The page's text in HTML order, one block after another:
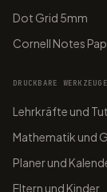
Dot Grid 5mm
Cornell Notes
DRUCKBARE WERKZEUGE
Lehrkräfte und
Mathematik und
Planer und
Eltern und Kinder